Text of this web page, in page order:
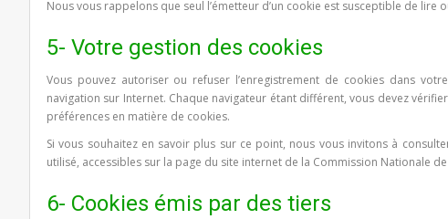
Nous vous rappelons que seul l’émetteur d’un cookie est susceptible de
5- Votre gestion des cookies
Vous pouvez autoriser ou refuser l’enregistrement de cookies dans
navigation sur Internet. Chaque navigateur étant différent, vous devez
préférences en matière de cookies.
Si vous souhaitez en savoir plus sur ce point, nous vous invitons à
utilisé, accessibles sur la page du site internet de la Commission Nationale
6- Cookies émis par des tiers